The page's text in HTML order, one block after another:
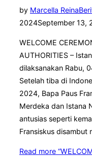
by Marcella Reina
2024September 13,
WELCOME
AUTHORITIES –
dilaksanakan Rabu,
Setelah tiba di
2024, Bapa Paus
Merdeka dan Istana
antusias seperti
Fransiskus disambut
Read more